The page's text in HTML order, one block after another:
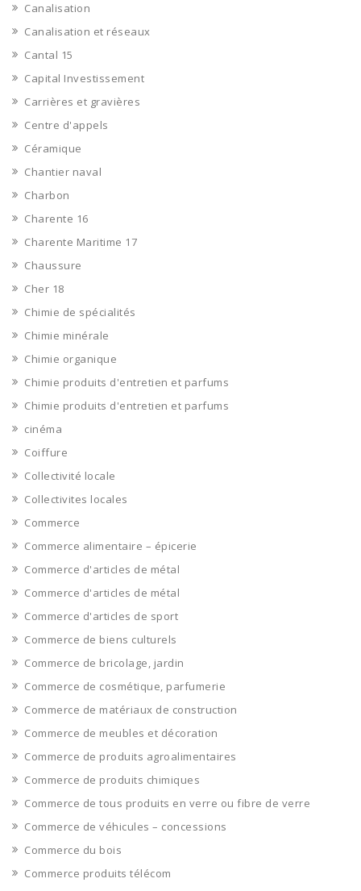
Canalisation
Canalisation et réseaux
Cantal 15
Capital Investissement
Carrières et gravières
Centre d'appels
Céramique
Chantier naval
Charbon
Charente 16
Charente Maritime 17
Chaussure
Cher 18
Chimie de spécialités
Chimie minérale
Chimie organique
Chimie produits d'entretien et parfums
Chimie produits d'entretien et parfums
cinéma
Coiffure
Collectivité locale
Collectivites locales
Commerce
Commerce alimentaire – épicerie
Commerce d'articles de métal
Commerce d'articles de métal
Commerce d'articles de sport
Commerce de biens culturels
Commerce de bricolage, jardin
Commerce de cosmétique, parfumerie
Commerce de matériaux de construction
Commerce de meubles et décoration
Commerce de produits agroalimentaires
Commerce de produits chimiques
Commerce de tous produits en verre ou fibre de verre
Commerce de véhicules – concessions
Commerce du bois
Commerce produits télécom